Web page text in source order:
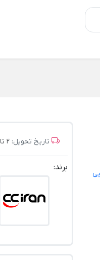
تاریخ تحویل: 2 تا 3 روز کاری
برند: